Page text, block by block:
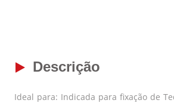
Descrição
Ideal para: Indicada para fixação de